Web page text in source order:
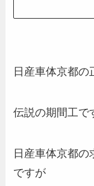
日産車体京都の
伝説の期間工で
日産車体京都
ですが